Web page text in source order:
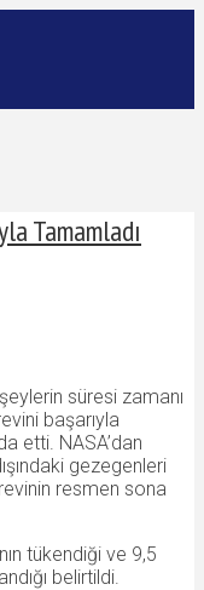
Tamamladı
süresi zamanı
başarıyla
etti. NASA’dan
gezegenleri
resmen sona
tükendiği ve 9,5
belirtildi.